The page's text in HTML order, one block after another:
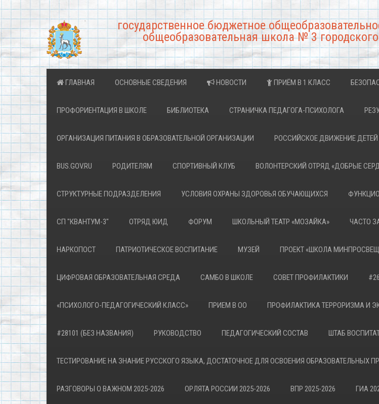
государственное бюджетное
общеобразовательная школа № 3
ГЛАВНАЯ ОСНОВНЫЕ СВЕДЕНИЯ НОВОСТИ ПРИЁМ В 1 КЛАСС
ПРОФОРИЕНТАЦИЯ В ШКОЛЕ БИБЛИОТЕКА СТРАНИЧКА ПЕДАГОГА-ПСИХОЛОГА
ОРГАНИЗАЦИЯ ПИТАНИЯ В ОБРАЗОВАТЕЛЬНОЙ ОРГАНИЗАЦИИ РОССИЙСКОЕ ДВИЖЕНИЕ
BUS.GOV.RU РОДИТЕЛЯМ СПОРТИВНЫЙ КЛУБ ВОЛОНТЕРСКИЙ ОТРЯД «ДОБРЫЕ
СТРУКТУРНЫЕ ПОДРАЗДЕЛЕНИЯ УСЛОВИЯ ОХРАНЫ ЗДОРОВЬЯ ОБУЧАЮЩИХСЯ
СП "КВАНТУМ-3" ОТРЯД ЮИД ФОРУМ ШКОЛЬНЫЙ ТЕАТР «МОЗАЙКА» ЧАСТО
НАРКОПОСТ ПАТРИОТИЧЕСКОЕ ВОСПИТАНИЕ МУЗЕЙ ПРОЕКТ «ШКОЛА
ЦИФРОВАЯ ОБРАЗОВАТЕЛЬНАЯ СРЕДА САМБО В ШКОЛЕ СОВЕТ ПРОФИЛАКТИКИ
«ПСИХОЛОГО-ПЕДАГОГИЧЕСКИЙ КЛАСС» ПРИЕМ В ОО ПРОФИЛАКТИКА ТЕРРОРИЗМА И
#28101 (БЕЗ НАЗВАНИЯ) РУКОВОДСТВО ПЕДАГОГИЧЕСКИЙ СОСТАВ ШТАБ
ТЕСТИРОВАНИЕ НА ЗНАНИЕ РУССКОГО ЯЗЫКА, ДОСТАТОЧНОЕ ДЛЯ ОСВОЕНИЯ ОБРАЗОВАТЕЛЬНЫХ
РАЗГОВОРЫ О ВАЖНОМ 2025-2026 ОРЛЯТА РОССИИ 2025-2026 ВПР 2025-2026 ГИА